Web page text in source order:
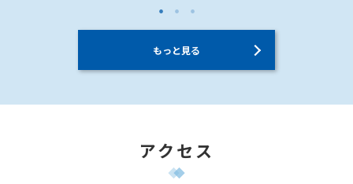
もっと見る
アクセス